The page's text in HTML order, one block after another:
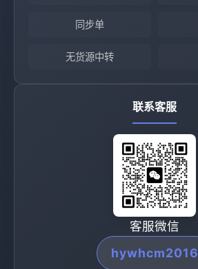
同步单
无货源中转
联系客服
客服微信
hywhcm2016